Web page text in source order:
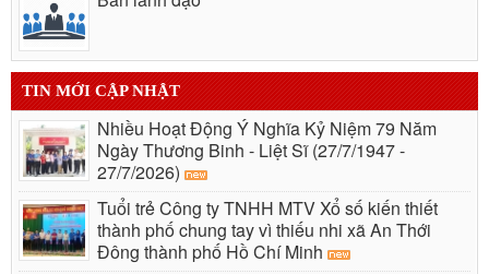
TIN MỚI CẬP NHẬT
Nhiều Hoạt Động Ý Nghĩa Kỷ Niệm 79 Năm
Ngày Thương Binh - Liệt Sĩ (27/7/1947 -
27/7/2026)
Tuổi trẻ Công ty TNHH MTV Xổ số kiến thiết
thành phố chung tay vì thiếu nhi xã An Thới
Đông thành phố Hồ Chí Minh